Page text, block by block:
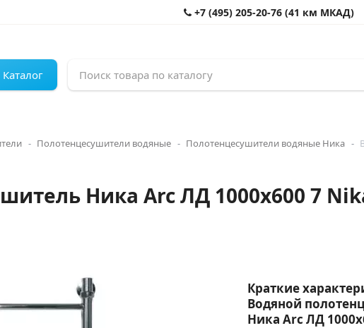
+7 (495) 205-20-76 (41 км МКАД)
Каталог
Полотенцесушители водяные Полотенцесушители водяные Ника
Ника Arc ЛД 1000x600 7
Краткие
Водяной
Ника Arc ЛД